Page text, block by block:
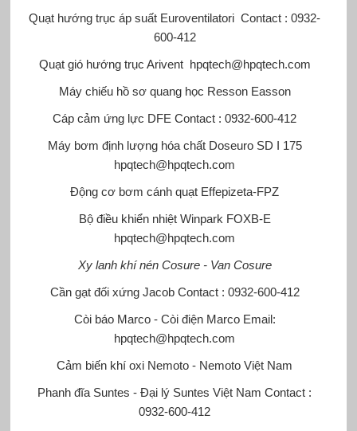
Quạt hướng trục áp suất Euroventilatori Contact : 0932-
600-412
Quạt gió hướng trục Ariventhpqtech@hpqtech.com
Máy chiếu hồ sơ quang học Resson Easson
Cáp cảm ứng lực DFE Contact : 0932-600-412
Máy bơm định lượng hóa chất DoseuroSD I 175
hpqtech@hpqtech.com
Động cơ bơm cánh quạt Effepizeta-FPZ
Bộ điều khiển nhiệt Winpark FOXB-E
hpqtech@hpqtech.com
Xy lanh khí nén Cosure - Van Cosure
Cần gạt đối xứng JacobContact : 0932-600-412
Còi báo Marco - Còi điện MarcoEmail:
hpqtech@hpqtech.com
Cảm biến khí oxi Nemoto - Nemoto Việt Nam
Phanh đĩa Suntes - Đại lý Suntes Việt Nam Contact :
0932-600-412